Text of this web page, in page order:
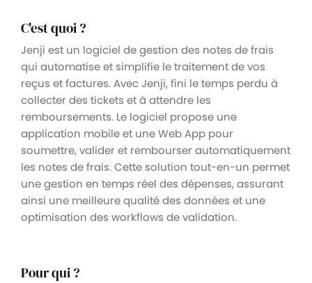
C'est quoi ?
Jenji est un logiciel de gestion des notes de frais
qui automatise et simplifie le traitement de vos
reçus et factures. Avec Jenji, fini le temps perdu à
collecter des tickets et à attendre les
remboursements. Le logiciel propose une
application mobile et une Web App pour
soumettre, valider et rembourser automatiquement
les notes de frais. Cette solution tout-en-un permet
une gestion en temps réel des dépenses, assurant
ainsi une meilleure qualité des données et une
optimisation des workflows de validation.
Pour qui ?